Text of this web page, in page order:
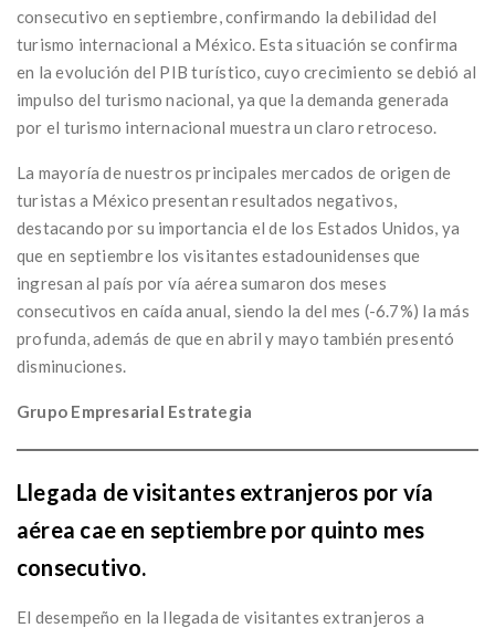
consecutivo en septiembre, confirmando la debilidad del
turismo internacional a México. Esta situación se confirma
en la evolución del PIB turístico, cuyo crecimiento se debió al
impulso del turismo nacional, ya que la demanda generada
por el turismo internacional muestra un claro retroceso.
La mayoría de nuestros principales mercados de origen de
turistas a México presentan resultados negativos,
destacando por su importancia el de los Estados Unidos, ya
que en septiembre los visitantes estadounidenses que
ingresan al país por vía aérea sumaron dos meses
consecutivos en caída anual, siendo la del mes (-6.7%) la más
profunda, además de que en abril y mayo también presentó
disminuciones.
Grupo Empresarial Estrategia
Llegada de visitantes extranjeros por vía
aérea cae en septiembre por quinto mes
consecutivo.
El desempeño en la llegada de visitantes extranjeros a